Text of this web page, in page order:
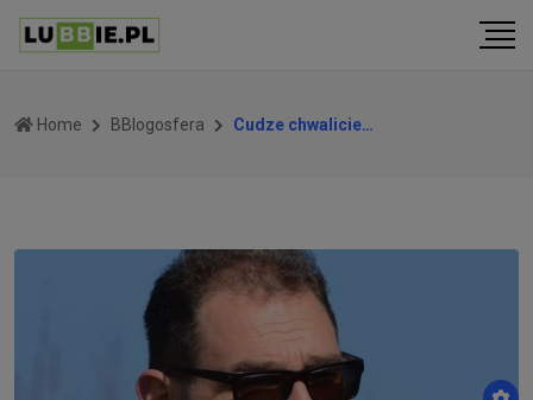
Home BBlogosfera Cudze chwalicie…